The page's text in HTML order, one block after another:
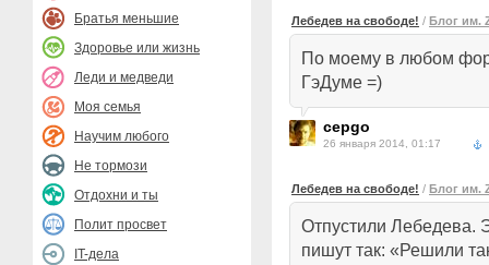
Братья меньшие
Здоровье или жизнь
Леди и медведи
Моя семья
Научим любого
Не тормози
Отдохни и ты
Полит просвет
IT-дела
Лебедев на свободе! / Блог им.
По моему в любом
ГэДуме =)
cepgo
26 января 2014, 01:17
Лебедев на свободе! / Блог им.
Отпустили Лебедева.
пишут так: «Решили